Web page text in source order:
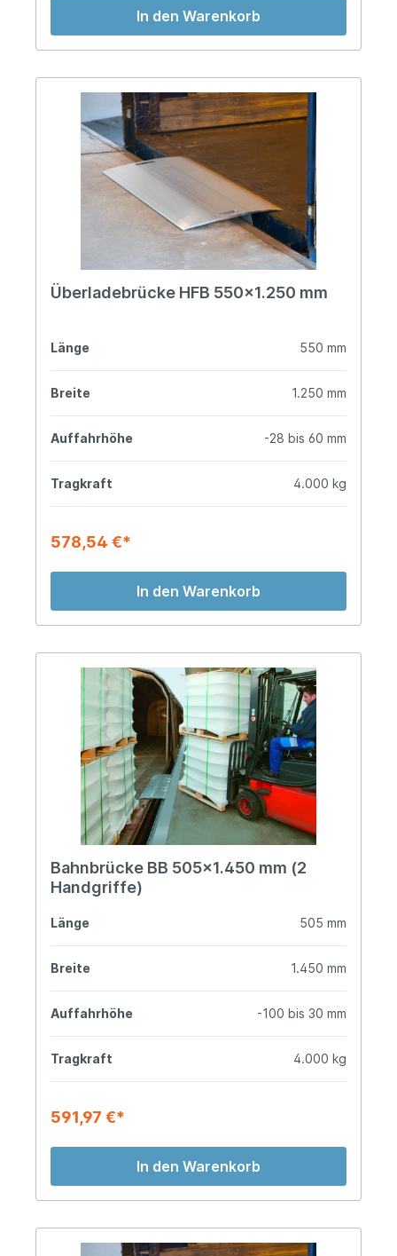
In den Warenkorb
Überladebrücke HFB 550x1.250 mm
Länge 550 mm
Breite 1.250 mm
Auffahrhöhe -28 bis 60 mm
Tragkraft 4.000 kg
578,54 €*
In den Warenkorb
Bahnbrücke BB 505x1.450 mm (2
Handgriffe)
Länge 505 mm
Breite 1.450 mm
Auffahrhöhe -100 bis 30 mm
Tragkraft 4.000 kg
591,97 €*
In den Warenkorb